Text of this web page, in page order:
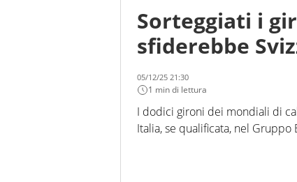
Sorteggiati i
sfiderebbe
05/12/25 21:30
1 min di lettura
I dodici gironi dei mondiali di
Italia, se qualificata, nel Gruppo